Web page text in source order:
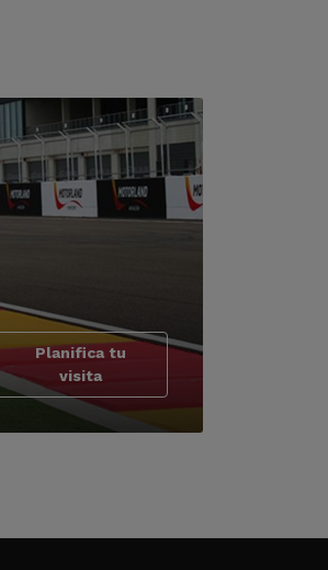
Planifica tu
visita